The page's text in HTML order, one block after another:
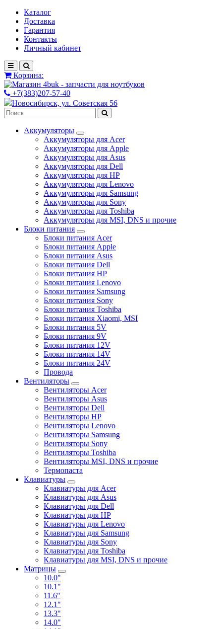
Каталог
Доставка
Гарантия
Контакты
Личный кабинет
Корзина:
+7(383)207-57-40
Новосибирск, ул. Советская 56
Аккумуляторы
Аккумуляторы для Acer
Аккумуляторы для Apple
Аккумуляторы для Asus
Аккумуляторы для Dell
Аккумуляторы для HP
Аккумуляторы для Lenovo
Аккумуляторы для Samsung
Аккумуляторы для Sony
Аккумуляторы для Toshiba
Аккумуляторы для MSI, DNS и прочие
Блоки питания
Блоки питания Acer
Блоки питания Apple
Блоки питания Asus
Блоки питания Dell
Блоки питания HP
Блоки питания Lenovo
Блоки питания Samsung
Блоки питания Sony
Блоки питания Toshiba
Блоки питания Xiaomi, MSI
Блоки питания 5V
Блоки питания 9V
Блоки питания 12V
Блоки питания 14V
Блоки питания 24V
Провода
Вентиляторы
Вентиляторы Acer
Вентиляторы Asus
Вентиляторы Dell
Вентиляторы HP
Вентиляторы Lenovo
Вентиляторы Samsung
Вентиляторы Sony
Вентиляторы Toshiba
Вентиляторы MSI, DNS и прочие
Термопаста
Клавиатуры
Клавиатуры для Acer
Клавиатуры для Asus
Клавиатуры для Dell
Клавиатуры для HP
Клавиатуры для Lenovo
Клавиатуры для Samsung
Клавиатуры для Sony
Клавиатуры для Toshiba
Клавиатуры для MSI, DNS и прочие
Матрицы
10.0"
10.1"
11.6"
12.1"
13.3"
14.0"